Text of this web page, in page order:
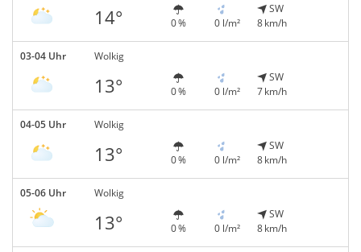
14° 0 % 0 l/m²
SW
8 km/h
03-04 Uhr Wolkig
13° 0 % 0 l/m²
SW
7 km/h
04-05 Uhr Wolkig
13° 0 % 0 l/m²
SW
8 km/h
05-06 Uhr Wolkig
13° 0 % 0 l/m²
SW
8 km/h